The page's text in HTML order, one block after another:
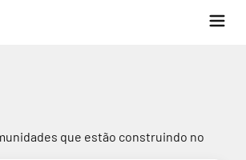
que estão construindo no